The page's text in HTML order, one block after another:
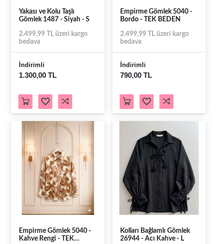
Yakası ve Kolu Taşlı
Gömlek 1487 - Siyah - S
2.499,99 TL üzeri kargo
bedava
İndirimli
1.300,00 TL
Empirme Gömlek 5040 -
Bordo - TEK BEDEN
2.499,99 TL üzeri kargo
bedava
İndirimli
790,00 TL
Empirme Gömlek 5040 -
Kahve Rengi - TEK
Kolları Bağlamlı Gömlek
26944 - Acı Kahve - L